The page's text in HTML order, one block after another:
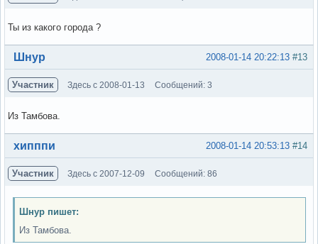
Ты из какого города ?
Вне форума #13
2008-01-14 20:22:13
Шнур
Участник Здесь с 2008-01-13 Сообщений: 3
Из Тамбова.
Вне форума #14
2008-01-14 20:53:13
хипппи
Участник Здесь с 2007-12-09 Сообщений: 86
Шнур пишет:
Из Тамбова.